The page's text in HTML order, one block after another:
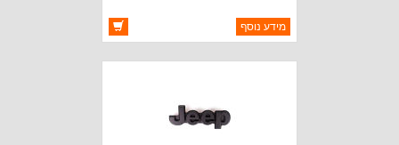
ברקוד: 5451627-B
יצרן:OAKMAN OFFROAD
מידע נוסף